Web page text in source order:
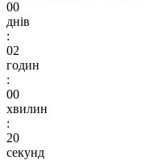
00
днів
:
02
годин
:
00
хвилин
:
19
секунд